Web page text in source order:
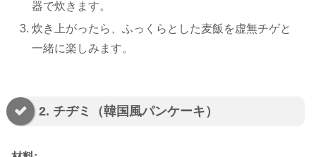
器で炊きます。
炊き上がったら、ふっくらとした麦飯を虚無チゲと
一緒に楽しみます。
2. チヂミ（韓国風パンケーキ）